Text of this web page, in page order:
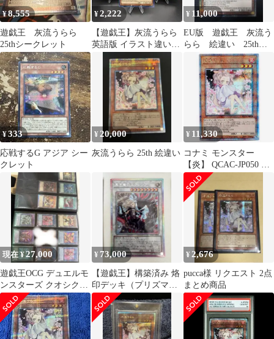
¥8,555
遊戯王 灰流うらら
25thシークレット
¥2,222
【遊戯王】灰流うらら
英語版 イラスト違い
¥ 11,000
EU版 遊戯王 灰流う
らら 絵違い 25thシ
ク クオシク RA04-
EN025
¥333
応戦するG アジア シー
クレット
¥ 20,000
灰流うらら 25th 絵違い
¥ 11,330
コナミ モンスター
【炎】 QCAC-JP050 灰
流うらら(イラスト違
い) 25thシク
現在 ¥27,000
遊戯王OCG デュエルモ
ンスターズ クオシク１
４枚セット 日版 美
品
¥ 73,000
【遊戯王】構築済み 烙
印デッキ（プリズマ・
25thなど）
¥ 2,676
pucca様 リクエスト 2点
まとめ商品